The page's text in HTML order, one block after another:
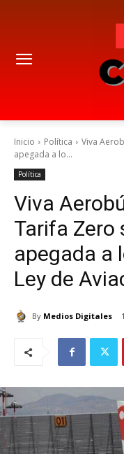
Inicio Política
Viva
apegada a lo...
Política
Viva
Tarifa Zero
apegada a
Ley de
By Medios Digitales